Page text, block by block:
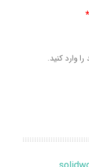
وارد کنید.